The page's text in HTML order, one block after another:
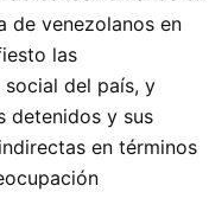
de venezolanos en
las
del país, y
detenidos y sus
en términos